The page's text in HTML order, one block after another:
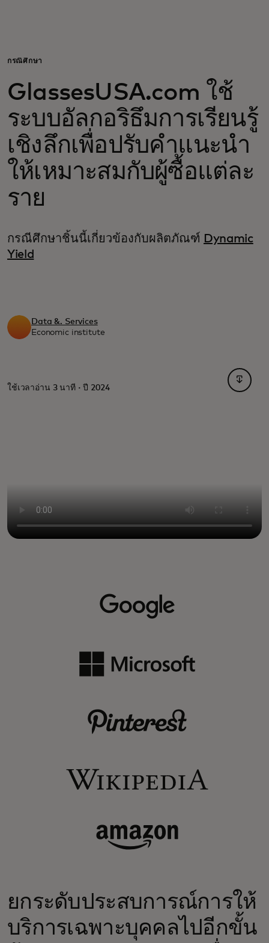
สำหรับธุรกิจ
เพื่อโลก
สำหรับผู้สร้างนวัตกรรม
ข่าวสารและแนวโน้ม
กรณีศึกษา
GlassesUSA.com ใช้
ระบบอัลกอริธึมการเรียนรู้
เชิงลึกเพื่อปรับคำแนะนำ
ให้เหมาะสมกับผู้ซื้อแต่ละ
ราย
กรณีศึกษาชิ้นนี้เกี่ยวข้องกับผลิตภัณฑ์ Dynamic
Yield
Data &. Services
Economic institute
ใช้เวลาอ่าน 3 นาที · ปี 2024
opens
ยกระดับประสบการณ์การให้
บริการเฉพาะบุคคลไปอีกขั้น